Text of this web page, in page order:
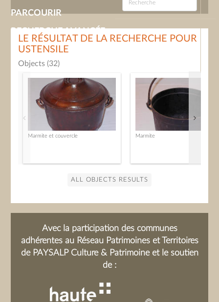
PARCOURIR
RECHERCHE AVANCÉE
GALERIE
CONTACT
LE RÉSULTAT DE LA RECHERCHE POUR
USTENSILE
Objects (32)
Marmite et couvercle Marmite
ALL OBJECTS RESULTS
Avec la participation des communes
adhérentes au Réseau Patrimoines et Territoires
de PAYSALP Culture & Patrimoine et le soutien
de :